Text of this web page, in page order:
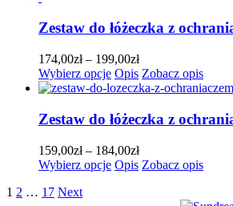
stronie
produktu
do
wiele
Opcje
można
wybrać
na
stronie
produktu
Zestaw do łóżeczka z
174,00zł – 199,00złZakres
cen:
od
do
199,00zł
Wybierz opcje Ten
produkt
wiele
wariantów.
Opcje
można
wybrać
Opis Zobacz opis
Zestaw do łóżeczka z
159,00zł – 184,00złZakres
cen:
Wybierz opcje Ten
Opis Zobacz opis
1 2 … 17 Next